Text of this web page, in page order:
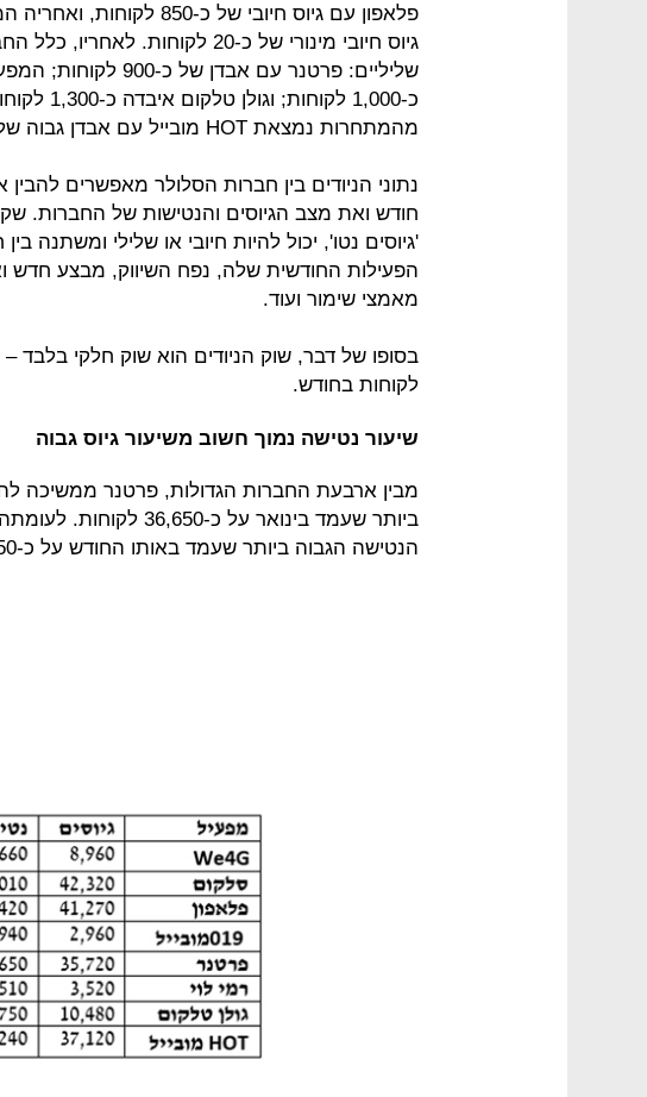
גיוס חיובי מינורי של כ-20
שליליים: פרטנר עם אבדן
כ-1,000
מהמתחרות נמצאת HOT מובייל עם אבדן גבוה של כ-4,100 לקוחות.
נתוני הניודים בין חברות הסלולר מאפשרים
חודש ואת מצב הגיוסים והנטישות של החברות.
'גיוסים נטו', יכול להיות חיובי או שלילי ומשתנה
הפעילות החודשית שלה, נפח השיווק, מבצע
מאמצי שימור ועוד.
לקוחות בחודש.
שיעור נטישה נמוך חשוב משיעור גיוס גבוה
מבין ארבעת החברות הגדולות, פרטנר ממשיכה
הנטישה הגבוה ביותר שעמד באותו החודש על כ-41,250 לקוחות.